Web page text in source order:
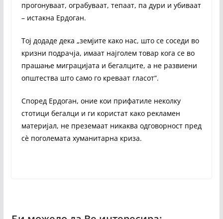
прогонуваат, ограбуваат, тепаат, па дури и убиваат
– истакна Ердоган.
Тој додаде дека „земјите како нас, што се соседи во
кризни подрачја, имаат најголем товар кога се во
прашање миграцијата и бегалците, а не развиени
општества што само го креваат гласот“.
Според Ердоган, оние кои прифатиле неколку
стотици бегалци и ги користат како рекламен
материјал, не преземаат никаква одговорност пред
сè поголемата хуманитарна криза.